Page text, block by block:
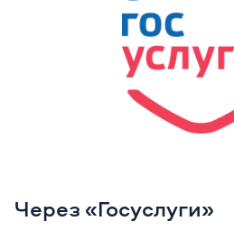
Через «Госуслуги»